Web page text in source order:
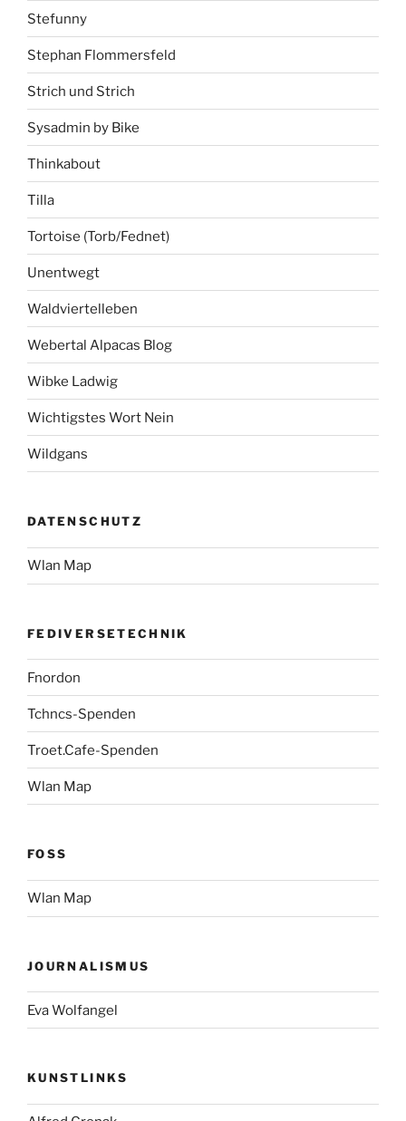
Stefunny
Stephan Flommersfeld
Strich und Strich
Sysadmin by Bike
Thinkabout
Tilla
Tortoise (Torb/Fednet)
Unentwegt
Waldviertelleben
Webertal Alpacas Blog
Wibke Ladwig
Wichtigstes Wort Nein
Wildgans
DATENSCHUTZ
Wlan Map
FEDIVERSETECHNIK
Fnordon
Tchncs-Spenden
Troet.Cafe-Spenden
Wlan Map
FOSS
Wlan Map
JOURNALISMUS
Eva Wolfangel
KUNSTLINKS